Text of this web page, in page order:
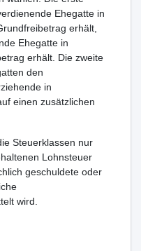
Ehegatte in
erhält,
Ehegatte in
erhält. Die zweite
den
in
einen zusätzlichen
Steuerklassen nur
Lohnsteuer
geschuldete oder
wird.